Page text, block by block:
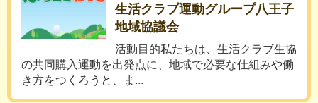
生活クラブ運動グループ八王子
地域協議会
活動目的私たちは、生活クラブ生協
の共同購入運動を出発点に、地域で必要な仕組みや働
き方をつくろうと、ま...